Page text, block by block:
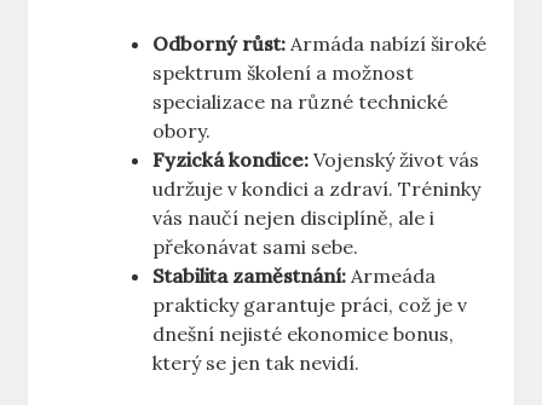
Odborný růst: Armáda nabízí široké
spektrum školení a možnost
specializace na různé technické
obory.
Fyzická kondice: Vojenský život vás
udržuje v kondici a zdraví. Tréninky
vás naučí nejen disciplíně, ale i
překonávat sami sebe.
Stabilita zaměstnání: Armeáda
prakticky garantuje práci, což je v
dnešní nejisté ekonomice bonus,
který se jen tak nevidí.